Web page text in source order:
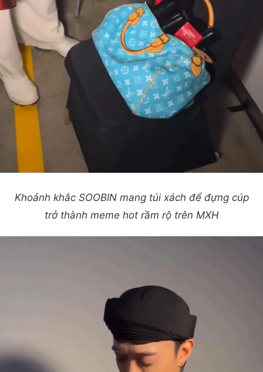
Khoảnh khắc SOOBIN mang túi xách để đựng cúp
trở thành meme hot rầm rộ trên MXH